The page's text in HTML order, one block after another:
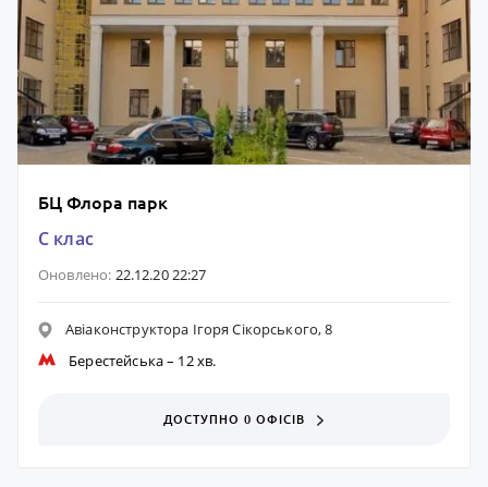
БЦ Флора парк
C клас
Оновлено: 22.12.20 22:27
Авіаконструктора Ігоря Сікорського, 8
Берестейська– 12 хв.
ДОСТУПНО 0 ОФІСІВ